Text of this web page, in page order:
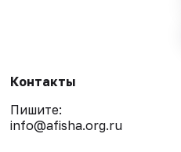
Контакты
Пишите:
info@afisha.org.ru